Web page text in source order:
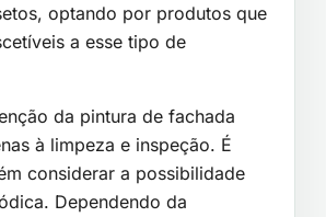
optando por produtos que
a esse tipo de
da pintura de fachada
à limpeza e inspeção. É
considerar a possibilidade
Dependendo da